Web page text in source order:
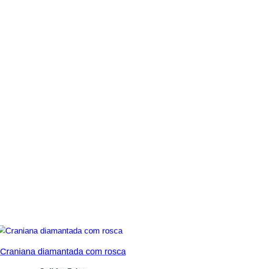
Craniana diamantada com rosca